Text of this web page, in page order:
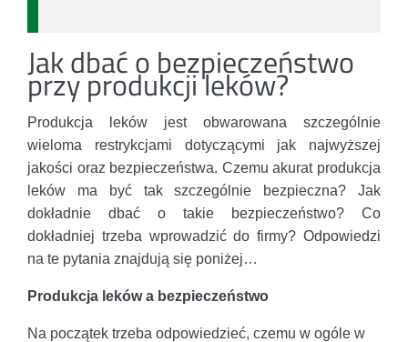
Jak dbać o bezpieczeństwo
przy produkcji leków?
Produkcja leków jest obwarowana szczególnie
wieloma restrykcjami dotyczącymi jak najwyższej
jakości oraz bezpieczeństwa. Czemu akurat produkcja
leków ma być tak szczególnie bezpieczna? Jak
dokładnie dbać o takie bezpieczeństwo? Co
dokładniej trzeba wprowadzić do firmy? Odpowiedzi
na te pytania znajdują się poniżej…
Produkcja leków a bezpieczeństwo
Na początek trzeba odpowiedzieć, czemu w ogóle w